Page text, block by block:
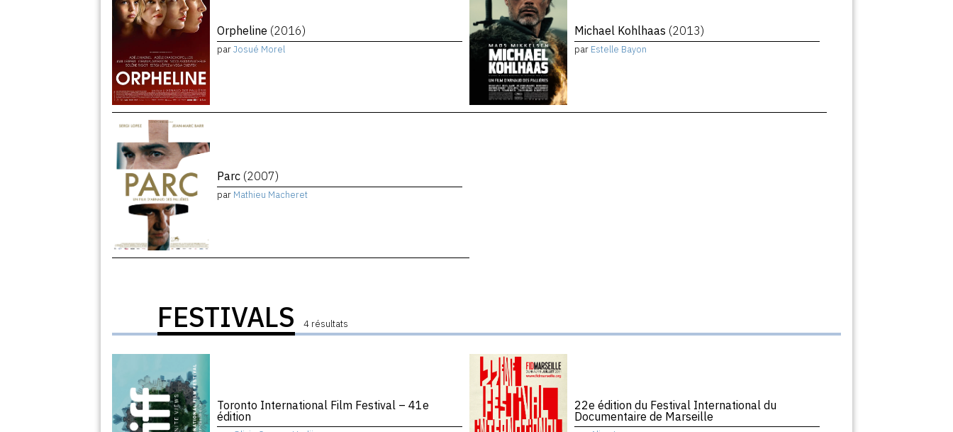
Orpheline (2016)
parJosué Morel
Michael Kohlhaas (2013)
par Estelle Bayon
Parc (2007)
par Mathieu Macheret
FESTIVALS 4 résultats
Toronto International Film Festival – 41e
édition
22e édition du Festival International du
Documentaire de Marseille